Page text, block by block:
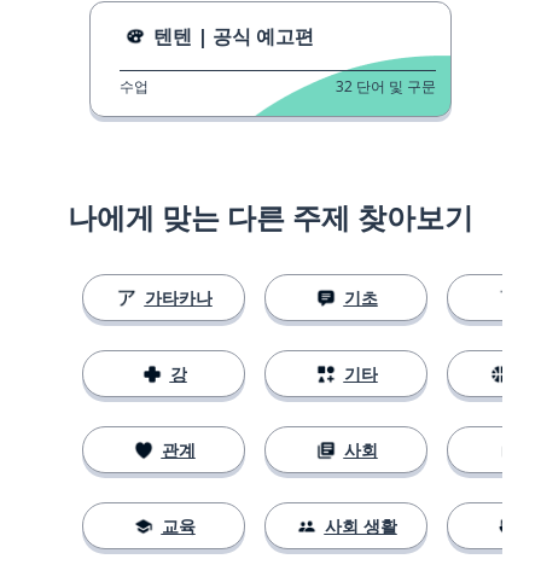
텐텐 | 공식 예고편
수업 32 단어 및 구문
나에게 맞는 다른 주제 찾아보기
가타카나
강
관계
교육
기초
기타
사회
사회 생활